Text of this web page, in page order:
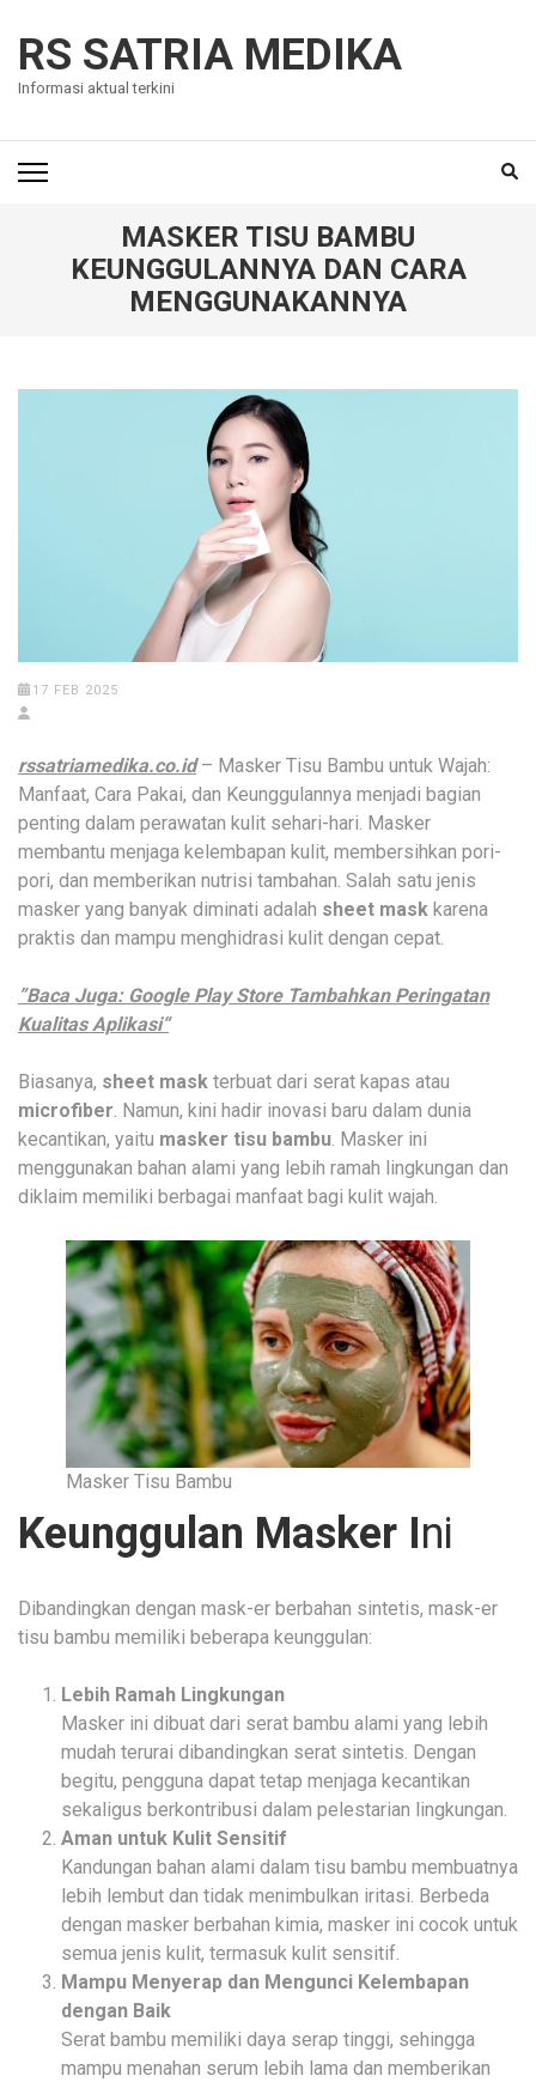
content
(Press
RS SATRIA MEDIKA
Informasi aktual terkini
MASKER TISU BAMBU
KEUNGGULANNYA DAN CARA
MENGGUNAKANNYA
17 FEB 2025
rssatriamedika.co.id– Masker Tisu Bambu untuk Wajah:
Manfaat, Cara Pakai, dan Keunggulannya menjadi bagian
penting dalam perawatan kulit sehari-hari. Masker
membantu menjaga kelembapan kulit, membersihkan pori-
pori, dan memberikan nutrisi tambahan. Salah satu jenis
masker yang banyak diminati adalah sheet mask karena
praktis dan mampu menghidrasi kulit dengan cepat.
”Baca Juga: Google Play Store Tambahkan Peringatan
Kualitas Aplikasi“
Biasanya, sheet mask terbuat dari serat kapas atau
microfiber. Namun, kini hadir inovasi baru dalam dunia
kecantikan, yaitu masker tisu bambu. Masker ini
menggunakan bahan alami yang lebih ramah lingkungan dan
diklaim memiliki berbagai manfaat bagi kulit wajah.
Masker Tisu Bambu
Keunggulan Masker Ini
Dibandingkan dengan mask-er berbahan sintetis, mask-er
tisu bambu memiliki beberapa keunggulan:
Lebih Ramah Lingkungan
Masker ini dibuat dari serat bambu alami yang lebih
mudah terurai dibandingkan serat sintetis. Dengan
begitu, pengguna dapat tetap menjaga kecantikan
sekaligus berkontribusi dalam pelestarian lingkungan.
Aman untuk Kulit Sensitif
Kandungan bahan alami dalam tisu bambu membuatnya
lebih lembut dan tidak menimbulkan iritasi. Berbeda
dengan masker berbahan kimia, masker ini cocok untuk
semua jenis kulit, termasuk kulit sensitif.
Mampu Menyerap dan Mengunci Kelembapan
dengan Baik
Serat bambu memiliki daya serap tinggi, sehingga
mampu menahan serum lebih lama dan memberikan